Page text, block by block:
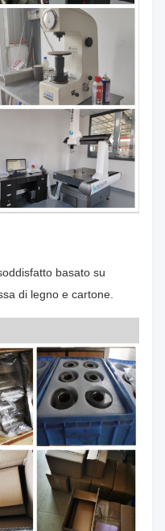
basato su
di legno e cartone.